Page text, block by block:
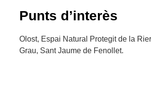
Punts d’interès
Olost, Espai Natural Protegit de la
Grau, Sant Jaume de Fenollet.